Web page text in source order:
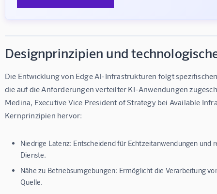
Designprinzipien und
Die Entwicklung von Edge AI-Infrastrukturen folgt
die auf die Anforderungen verteilter KI-Anwendungen
Medina, Executive Vice President of Strategy bei Available
Kernprinzipien hervor:
Niedrige Latenz: Entscheidend für Echtzeitanwendungen und
Dienste.
Nähe zu Betriebsumgebungen: Ermöglicht die Verarbeitung
Quelle.